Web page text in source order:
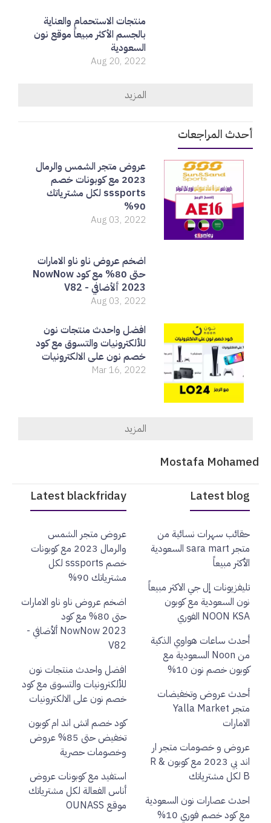
منتجات الاستحمام والعناية
بالجسم الأكثر مبيعاً موقع نون
السعودية
Aug 20, 2022
المزيد
أحدث المراجعات
عروض متجر الشمس والرمال
2023 مع كوبونات خصم
sssports لكل مشترياتك
90%
Aug 03, 2022
اضخم عروض ناو ناو الامارات
حتى 80% مع كود NowNow
2023 ألأضافي - V82
Aug 03, 2022
افضل واحدث منتجات نون
للألكترونيات والتسوق مع كود
خصم نون على الالكترونيات
Mar 16, 2022
المزيد
Mostafa Mohamed
Latest blog
حقائب سهرات نسائية من
متجر sara mart السعودية
الأكثر مبيعاً
تليفزيونات إل جي الاكثر مبيعاً
نون السعودية مع كوبون
NOON KSA الفوري
أحدث ساعات هواوي الذكية
من Noon السعودية مع
كوبون خصم نون 10%
أحدث عروض وتخفيضات
متجر Yalla Market
الامارات
عروض و خصومات متجر ار
اند بي 2023 مع كوبون R &
B لكل مشترياتك
احدث عصارات نون السعودية
مع كود خصم فوري 10%
Latest blackfriday
عروض متجر الشمس
والرمال 2023 مع كوبونات
خصم sssports لكل
مشترياتك 90%
اضخم عروض ناو ناو الامارات
حتى 80% مع كود
NowNow 2023 ألأضافي -
V82
افضل واحدث منتجات نون
للألكترونيات والتسوق مع كود
خصم نون على الالكترونيات
كود خصم اتش اند ام كوبون
تخفيض حتى 85% عروض
وخصومات حصرية
استفيد مع كوبونات عروض
أناس الفعالة لكل مشترياتك
موقع OUNASS